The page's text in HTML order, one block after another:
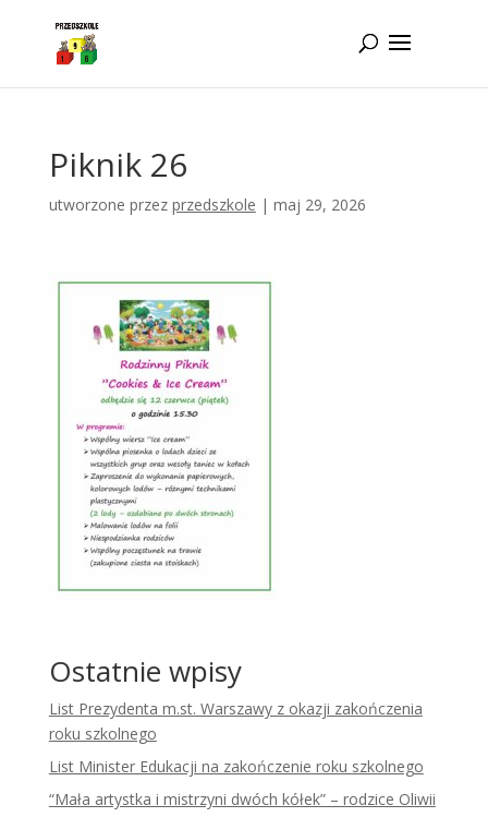
Piknik 26
utworzone przez przedszkole | maj 29, 2026
Ostatnie wpisy
List Prezydenta m.st. Warszawy z okazji zakończenia
roku szkolnego
List Minister Edukacji na zakończenie roku szkolnego
“Mała artystka i mistrzyni dwóch kółek” – rodzice Oliwii